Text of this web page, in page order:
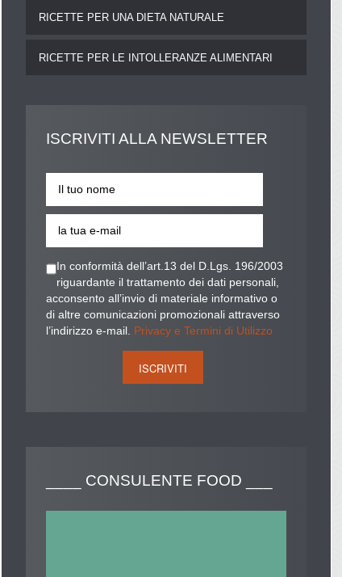
RICETTE PER UNA DIETA NATURALE
RICETTE PER LE INTOLLERANZE ALIMENTARI
ISCRIVITIALLA NEWSLETTER
In conformità dell’art.13 del D.Lgs. 196/2003
riguardante il trattamento dei dati personali,
acconsento all’invio di materiale informativo o
di altre comunicazioni promozionali attraverso
l’indirizzo e-mail. Privacy e Termini di Utilizzo
CONSULENTE FOOD ___